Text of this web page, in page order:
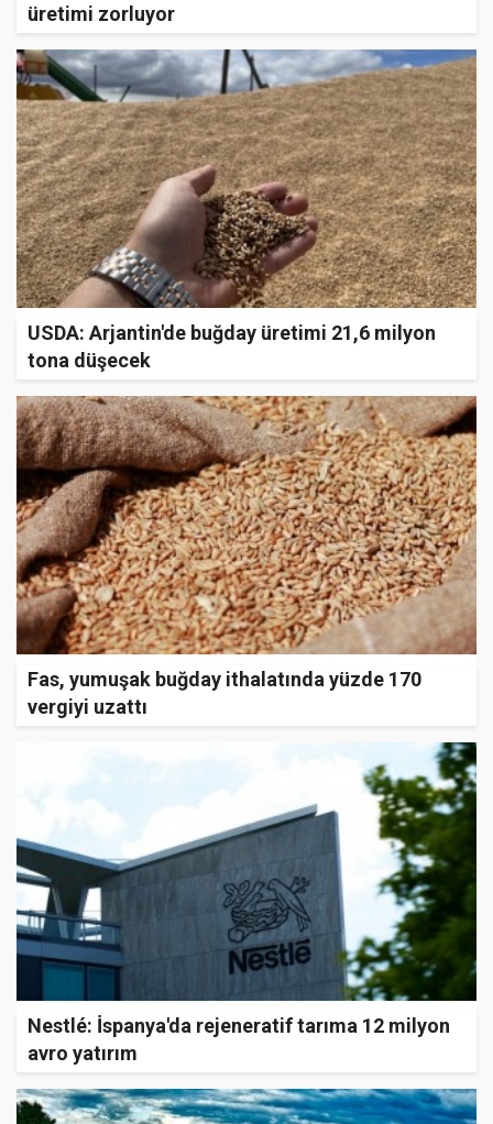
üretimi zorluyor
USDA: Arjantin'de buğday üretimi 21,6 milyon
tona düşecek
Fas, yumuşak buğday ithalatında yüzde 170
vergiyi uzattı
Nestlé: İspanya'da rejeneratif tarıma 12 milyon
avro yatırım